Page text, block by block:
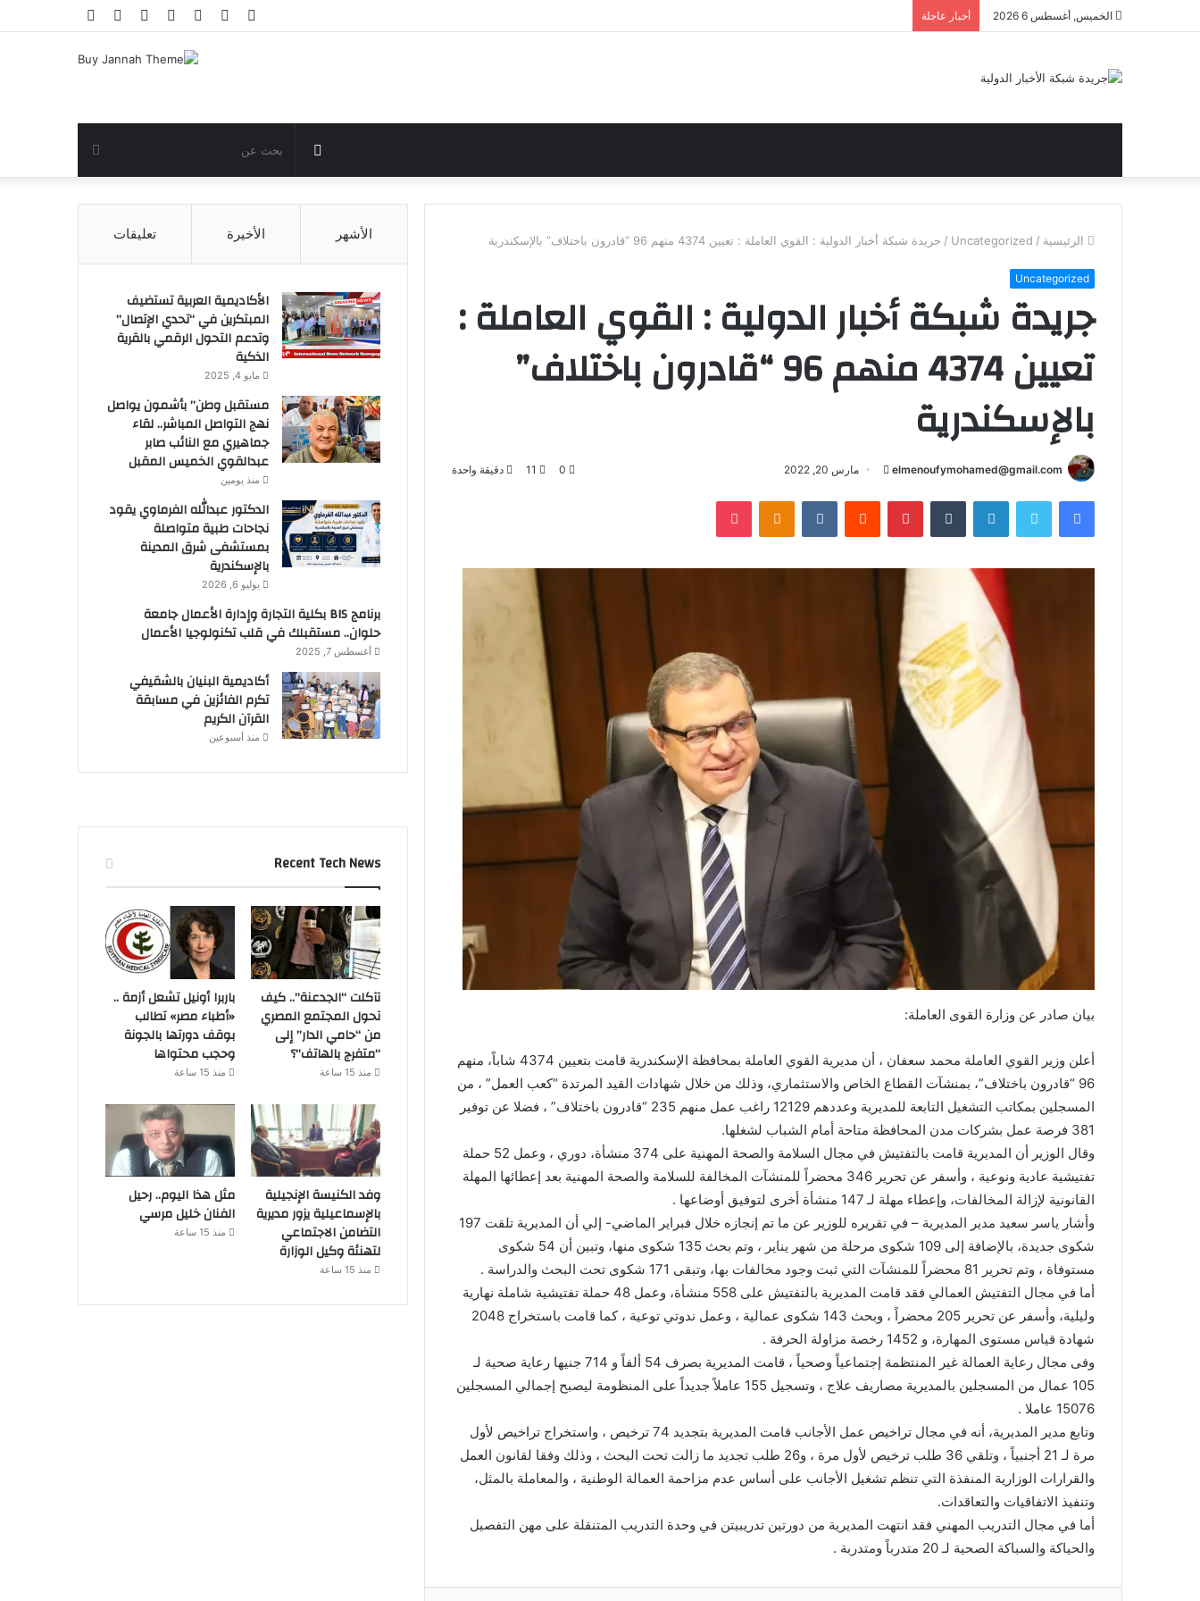
الخميس, أغسطس 6 2026 أخبار عاجلة
مقال تسجيل
انستقرام يوتيوب تويترفيسبوك
عن عشوائي
الرئيسية /
Uncategorized
/ جريدة شبكة أخبار الدولية : القوي العاملة : تعيين 4374 منهم 96 “قادرون باختلاف” بالإسكندرية
Uncategorized
جريدة شبكة أخبار الدولية : القوي العاملة :
تعيين 4374 منهم 96 “قادرون باختلاف”
بالإسكندرية
elmenoufymohamed@gmail.com
أرسل
إلكترونيا
مارس 20, 2022 0
11 دقيقة واحدة
فيسبوك تويتر لينكدإن بينتيريست Odnoklassniki
بوكيت
بيان صادر عن وزارة القوى العاملة:
أعلن وزير القوي العاملة محمد سعفان ، أن مديرية القوي العاملة بمحافظة الإسكندرية قامت بتعيين 4374 شاباً، منهم
96 “قادرون باختلاف”، بمنشآت القطاع الخاص والاستثماري، وذلك من خلال شهادات القيد المرتدة “كعب العمل” ، من
المسجلين بمكاتب التشغيل التابعة للمديرية وعددهم 12129 راغب عمل منهم 235 “قادرون باختلاف” ، فضلا عن توفير
381 فرصة عمل بشركات مدن المحافظة متاحة أمام الشباب لشغلها.
وقال الوزير أن المديرية قامت بالتفتيش في مجال السلامة والصحة المهنية على 374 منشأة، دوري ، وعمل 52 حملة
تفتيشية عادية ونوعية ، وأسفر عن تحرير 346 محضراً للمنشآت المخالفة للسلامة والصحة المهنية بعد إعطائها المهلة
القانونية لإزالة المخالفات، وإعطاء مهلة لـ 147 منشأة أخرى لتوفيق أوضاعها .
وأشار ياسر سعيد مدير المديرية – في تقريره للوزير عن ما تم إنجازه خلال فبراير الماضي- إلي أن المديرية تلقت 197
شكوى جديدة، بالإضافة إلى 109 شكوى مرحلة من شهر يناير ، وتم بحث 135 شكوى منها، وتبين أن 54 شكوى
مستوفاة ، وتم تحرير 81 محضراً للمنشآت التي ثبت وجود مخالفات بها، وتبقى 171 شكوى تحت البحث والدراسة .
أما في مجال التفتيش العمالي فقد قامت المديرية بالتفتيش على 558 منشأة، وعمل 48 حملة تفتيشية شاملة نهارية
وليلية، وأسفر عن تحرير 205 محضراً ، وبحث 143 شكوى عمالية ، وعمل ندوتي توعية ، كما قامت باستخراج 2048
شهادة قياس مستوى المهارة، و 1452 رخصة مزاولة الحرفة .
وفى مجال رعاية العمالة غير المنتظمة إجتماعياً وصحياً ، قامت المديرية بصرف 54 ألفاً و 714 جنيها رعاية صحية لـ
105 عمال من المسجلين بالمديرية مصاريف علاج ، وتسجيل 155 عاملاً جديداً على المنظومة ليصبح إجمالي المسجلين
15076 عاملا .
وتابع مدير المديرية، أنه في مجال تراخيص عمل الأجانب قامت المديرية بتجديد 74 ترخيص ، واستخراج تراخيص لأول
مرة لـ 21 أجنبياً ، وتلقي 36 طلب ترخيص لأول مرة ، و26 طلب تجديد ما زالت تحت البحث ، وذلك وفقا لقانون العمل
والقرارات الوزارية المنفذة التي تنظم تشغيل الأجانب على أساس عدم مزاحمة العمالة الوطنية ، والمعاملة بالمثل،
وتنفيذ الاتفاقيات والتعاقدات.
أما في مجال التدريب المهني فقد انتهت المديرية من دورتين تدريبيتن في وحدة التدريب المتنقلة على مهن التفصيل
والحياكة والسباكة الصحية لـ 20 متدرباً ومتدربة .
الأشهر الأخيرة تعليقات
الأكاديمية العربية تستضيف
المبتكرين في “تحدي الإتصال”
وتدعم التحول الرقمي بالقرية
الذكية
مايو 4, 2025
مستقبل وطن” بأشمون يواصل
نهج التواصل المباشر.. لقاء
جماهيري مع النائب صابر
عبدالقوي الخميس المقبل
منذ يومين
الدكتور عبدالله الفرماوي يقود
نجاحات طبية متواصلة
بمستشفى شرق المدينة
بالإسكندرية
يوليو 6, 2026
برنامج BIS بكلية التجارة وإدارة الأعمال جامعة
حلوان.. مستقبلك في قلب تكنولوجيا الأعمال
أغسطس 7, 2025
أكاديمية البنيان بالشقيفي
تكرم الفائزين في مسابقة
القرآن الكريم
منذ أسبوعين
Recent Tech News
تآكلت “الجدعنة”.. كيف
تحول المجتمع المصري
من “حامي الدار” إلى
“متفرج بالهاتف”؟
منذ 15 ساعة
باربرا أونيل تشعل أزمة ..
«أطباء مصر» تطالب
بوقف دورتها بالجونة
وحجب محتواها
منذ 15 ساعة
وفد الكنيسة الإنجيلية
بالإسماعيلية يزور مديرية
التضامن الاجتماعي
لتهنئة وكيل الوزارة
منذ 15 ساعة
مثل هذا اليوم.. رحيل
الفنان خليل مرسي
منذ 15 ساعة